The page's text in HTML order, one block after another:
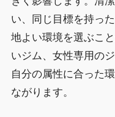
い、同じ目標を持っ
地よい環境を選ぶこ
いジム、女性専用の
自分の属性に合った
ながります。